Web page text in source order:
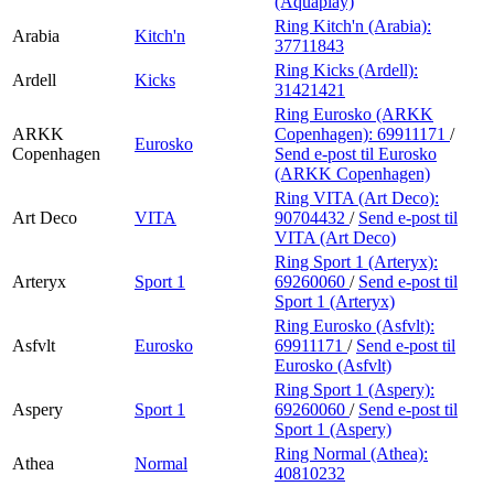
Arabia
Kitch'n
Ring Kitch'n (Arabia):
37711843
Ardell
Kicks
Ring Kicks (Ardell):
31421421
ARKK
Copenhagen
Eurosko
Ring Eurosko (ARKK
Copenhagen): 69911171 /
Send e-post til Eurosko
(ARKK Copenhagen)
Art Deco VITA
Ring VITA (Art Deco):
90704432 / Send e-post til
VITA (Art Deco)
Arteryx Sport 1
Ring Sport 1 (Arteryx):
69260060 / Send e-post til
Sport 1 (Arteryx)
Asfvlt Eurosko
Ring Eurosko (Asfvlt):
69911171 / Send e-post til
Eurosko (Asfvlt)
Aspery Sport 1
Ring Sport 1 (Aspery):
69260060 / Send e-post til
Sport 1 (Aspery)
Athea
Normal
Ring Normal (Athea):
40810232